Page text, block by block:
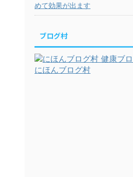
めて効果が出ます
ブログ村
にほんブログ村